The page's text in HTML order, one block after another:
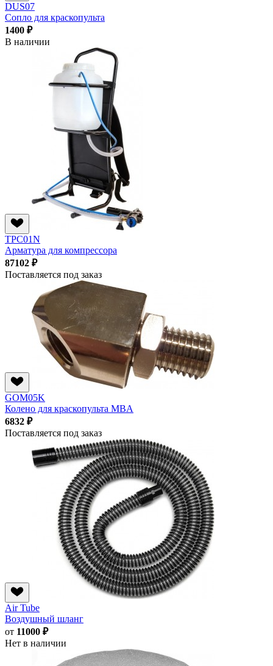
DUS07
Сопло для краскопульта
1400 ₽
В наличии
TPC01N
Арматура для компрессора
87102 ₽
Поставляется под заказ
GOM05K
Колено для краскопульта MBA
6832 ₽
Поставляется под заказ
Air Tube
Воздушный шланг
от 11000 ₽
Нет в наличии